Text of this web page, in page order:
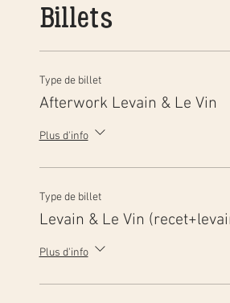
Billets
Type de billet
Afterwork Levain & Le Vin
Plus d'info
Type de billet
Levain & Le Vin
Plus d'info